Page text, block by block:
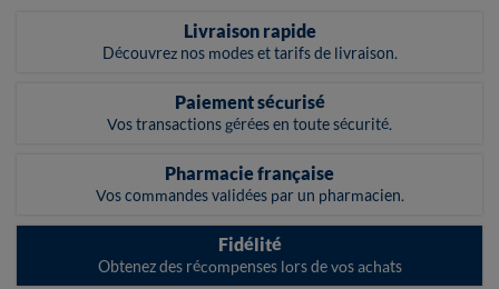
Livraison rapide
Découvrez nos modes et tarifs de livraison.
Paiement sécurisé
Vos transactions gérées en toute sécurité.
Pharmacie française
Vos commandes validées par un pharmacien.
Fidélité
Obtenez des récompenses lors de vos achats